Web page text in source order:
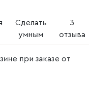
Сделать
умным
3
отзыва
при заказе от